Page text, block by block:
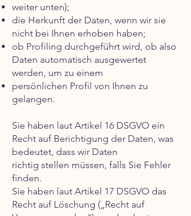
weiter unten);
die Herkunft der Daten, wenn wir sie
nicht bei Ihnen erhoben haben;
ob Profiling durchgeführt wird, ob also
Daten automatisch ausgewertet
werden, um zu einem
persönlichen Profil von Ihnen zu
gelangen.
Sie haben laut Artikel 16 DSGVO ein
Recht auf Berichtigung der Daten, was
bedeutet, dass wir Daten
richtig stellen müssen, falls Sie Fehler
finden.
Sie haben laut Artikel 17 DSGVO das
Recht auf Löschung („Recht auf